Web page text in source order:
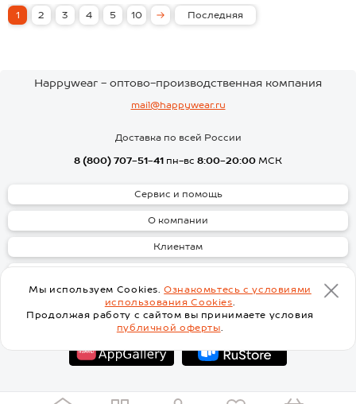
1 2 3 4 5 10 Последняя
Мы используем Cookies.Ознакомьтесь с условиями
использования Cookies.
Продолжая работу с сайтом вы принимаете условия
публичной оферты.
Happywear - оптово-производственная компания
mail@happywear.ru
Доставка по всей России
8 (800) 707-51-41 пн-вс 8:00-20:00 МСК
Сервис и помощь
О компании
Клиентам
Перейти на основную версию сайта